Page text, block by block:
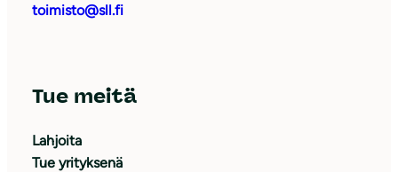
toimisto@sll.fi
Tue meitä
Lahjoita
Tue yrityksenä